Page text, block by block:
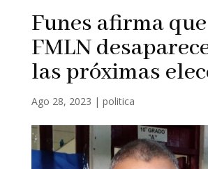
Funes afirma
FMLN
las próximas
Ago 28, 2023 | politica